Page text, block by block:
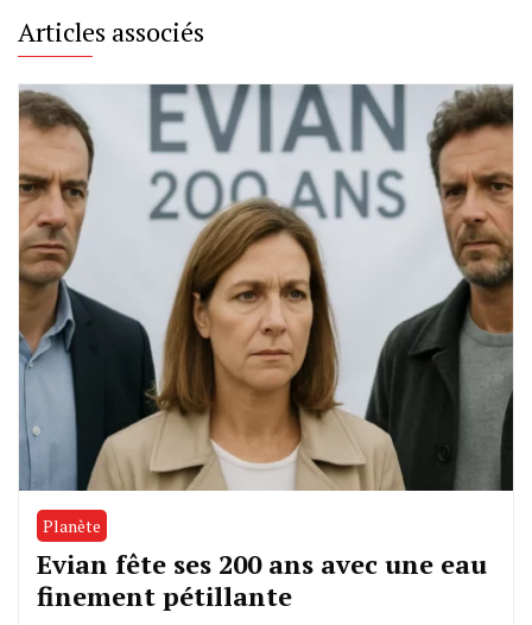
Articles associés
Planète
Evian fête ses 200 ans avec une eau
finement pétillante